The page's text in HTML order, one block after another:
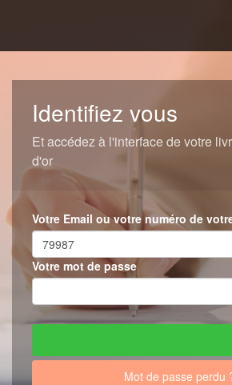
Identifiez vous
Et accédez à l'interface de votre
d'or
Votre Email ou votre numéro de
Votre mot de passe
Mot de passe perdu